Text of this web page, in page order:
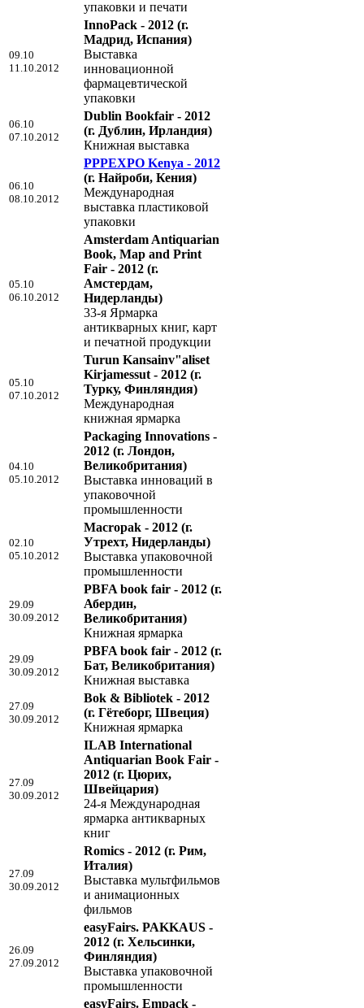
упаковки и печати
09.10
11.10.2012
InnoPack - 2012 (г.
Мадрид, Испания)
Выставка
инновационной
фармацевтической
упаковки
06.10
07.10.2012
Dublin Bookfair - 2012
(г. Дублин, Ирландия)
Книжная выставка
06.10
08.10.2012
PPPEXPO Kenya - 2012
(г. Найроби, Кения)
Международная
выставка пластиковой
упаковки
05.10
06.10.2012
Amsterdam Antiquarian
Book, Map and Print
Fair - 2012 (г.
Амстердам,
Нидерланды)
33-я Ярмарка
антикварных книг, карт
и печатной продукции
05.10
07.10.2012
Turun Kansainv"aliset
Kirjamessut - 2012 (г.
Турку, Финляндия)
Международная
книжная ярмарка
04.10
05.10.2012
Packaging Innovations -
2012 (г. Лондон,
Великобритания)
Выставка инноваций в
упаковочной
промышленности
02.10
05.10.2012
Macropak - 2012 (г.
Утрехт, Нидерланды)
Выставка упаковочной
промышленности
29.09
30.09.2012
PBFA book fair - 2012 (г.
Абердин,
Великобритания)
Книжная ярмарка
29.09
30.09.2012
PBFA book fair - 2012 (г.
Бат, Великобритания)
Книжная выставка
27.09
30.09.2012
Bok & Bibliotek - 2012
(г. Гётеборг, Швеция)
Книжная ярмарка
27.09
30.09.2012
ILAB International
Antiquarian Book Fair -
2012 (г. Цюрих,
Швейцария)
24-я Международная
ярмарка антикварных
книг
27.09
30.09.2012
Romics - 2012 (г. Рим,
Италия)
Выставка мультфильмов
и анимационных
фильмов
26.09
27.09.2012
easyFairs. PAKKAUS -
2012 (г. Хельсинки,
Финляндия)
Выставка упаковочной
промышленности
easyFairs. Empack -